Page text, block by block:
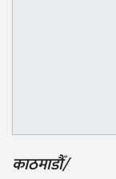
काठमाडौँ/